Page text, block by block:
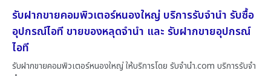
รับฝากขายคอมพิวเตอร์หนองใหญ่ บริการรับจำนำ รับซื้อ
อุปกรณ์ไอที ขายของหลุดจำนำ และ รับฝากขายอุปกรณ์
ไอที
รับฝากขายคอมพิวเตอร์หนองใหญ่ ให้บริการโดย รับจํานํา.com บริการรับจำ